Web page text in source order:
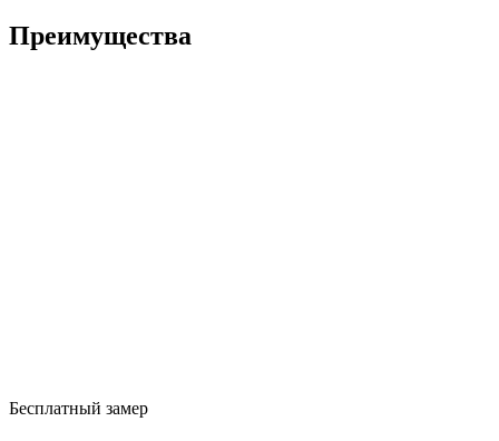
Преимущества
Бесплатный замер